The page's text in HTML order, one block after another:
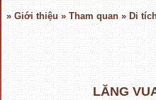
» Giới thiệu » Tham quan » Di
LĂNG